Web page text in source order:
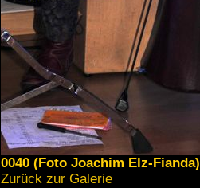
0040 (Foto Joachim Elz-Fianda)
Zurück zur Galerie